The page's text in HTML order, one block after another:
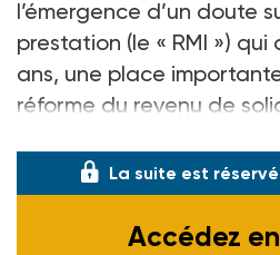
l’émergence d’un doute
prestation (le « RMI »)
ans, une place
réforme du revenu de
La suite est
Accédez